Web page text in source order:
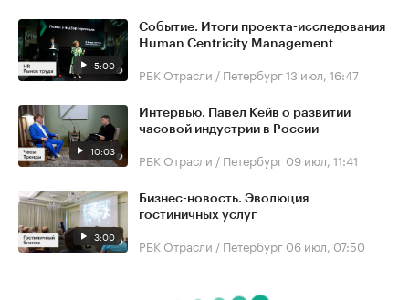
5:00
Событие. Итоги проекта-исследования
Human Centricity Management
РБК Отрасли / Петербург13 июл, 16:47
10:03
Интервью. Павел Кейв о развитии
часовой индустрии в России
РБК Отрасли / Петербург 09 июл, 11:41
3:00
Бизнес-новость. Эволюция
гостиничных услуг
РБК Отрасли / Петербург 06 июл, 07:50